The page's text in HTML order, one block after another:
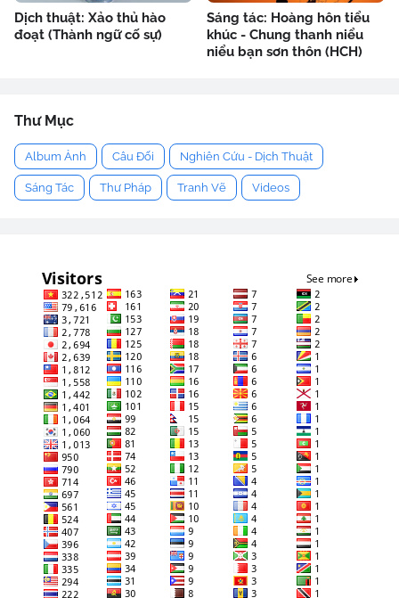
Dịch thuật: Xảo thủ hào
đoạt (Thành ngữ cố sự)
Sáng tác: Hoàng hôn tiểu
khúc - Chung thanh niểu
niểu bạn sơn thôn (HCH)
Thư Mục
Album Ảnh Câu Đối Nghiên Cứu - Dịch Thuật
Sáng Tác Thư Pháp Tranh Vẽ Videos